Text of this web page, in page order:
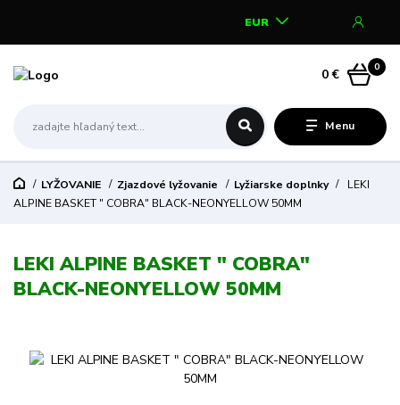
Menu
EUR
0
0 €
LYŽOVANIE Zjazdové lyžovanie Lyžiarske doplnky
LEKI
ALPINE BASKET " COBRA" BLACK-NEONYELLOW 50MM
LEKI ALPINE BASKET " COBRA"
BLACK-NEONYELLOW 50MM